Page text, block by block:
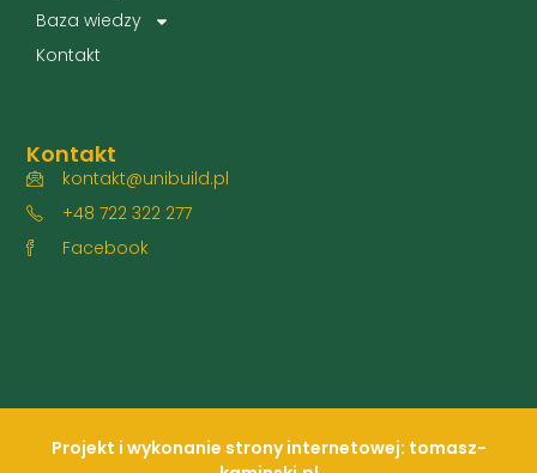
Baza wiedzy
Kontakt
Kontakt
kontakt@unibuild.pl
+48 722 322 277
Facebook
Projekt i wykonanie strony internetowej: tomasz-